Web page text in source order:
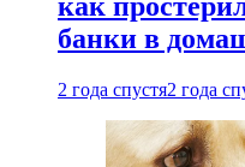
банки в
2 года спустя2 года